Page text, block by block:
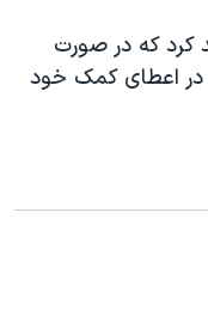
کرد که در صورت
در اعطای کمک خود